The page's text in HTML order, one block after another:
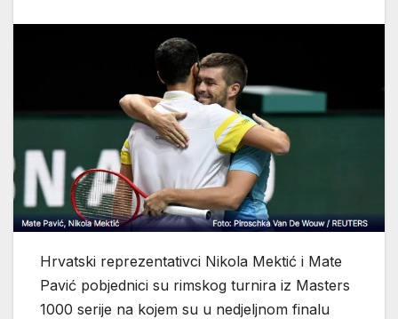
Hrvatski reprezentativci Nikola Mektić i Mate
Pavić pobjednici su rimskog turnira iz Masters
1000 serije na kojem su u nedjeljnom finalu